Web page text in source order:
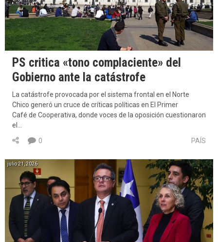
PS critica «tono complaciente» del
Gobierno ante la catástrofe
La catástrofe provocada por el sistema frontal en el Norte
Chico generó un cruce de críticas políticas en El Primer
Café de Cooperativa, donde voces de la oposición cuestionaron
el…
PAÍS
0
julio 21, 2026